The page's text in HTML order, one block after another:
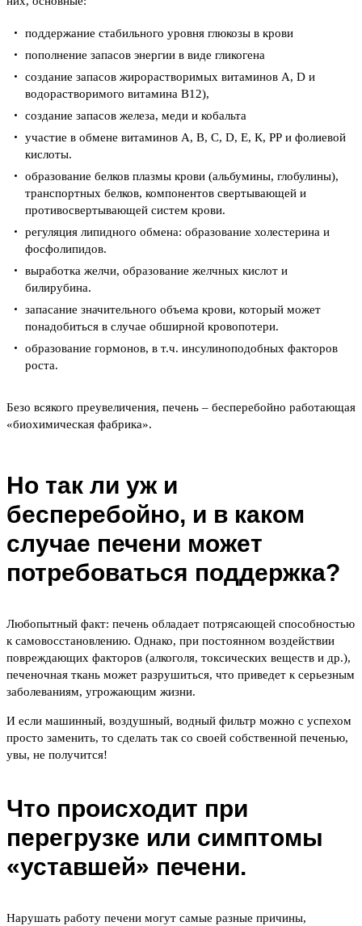
поддержание стабильного уровня глюкозы в крови
пополнение запасов энергии в виде гликогена
создание запасов жирорастворимых витаминов А, D и
водорастворимого витамина B12),
создание запасов железа, меди и кобальта
участие в обмене витаминов А, В, С, D, E, К, РР и фолиевой
кислоты.
образование белков плазмы крови (альбумины, глобулины),
транспортных белков, компонентов свертывающей и
противосвертывающей систем крови.
регуляция липидного обмена: образование холестерина и
фосфолипидов.
выработка желчи, образование желчных кислот и
билирубина.
запасание значительного объема крови, который может
понадобиться в случае обширной кровопотери.
образование гормонов, в т.ч. инсулиноподобных факторов
роста.
Безо всякого преувеличения, печень – бесперебойно работающая
«биохимическая фабрика».
Но так ли уж и
бесперебойно, и в каком
случае печени может
потребоваться поддержка?
Любопытный факт: печень обладает потрясающей способностью
к самовосстановлению. Однако, при постоянном воздействии
повреждающих факторов (алкоголя, токсических веществ и др.),
печеночная ткань может разрушиться, что приведет к серьезным
заболеваниям, угрожающим жизни.
И если машинный, воздушный, водный фильтр можно с успехом
просто заменить, то сделать так со своей собственной печенью,
увы, не получится!
Что происходит при
перегрузке или симптомы
«уставшей» печени.
Нарушать работу печени могут самые разные причины,